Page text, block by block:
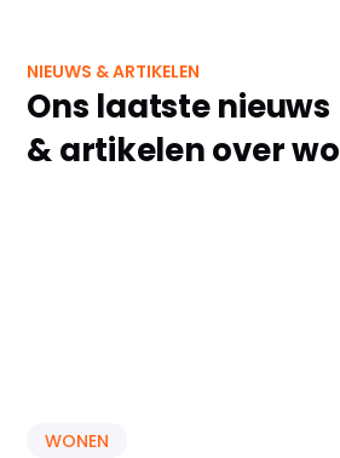
NIEUWS & ARTIKELEN
Ons laatste nieuws
& artikelen over
WONEN